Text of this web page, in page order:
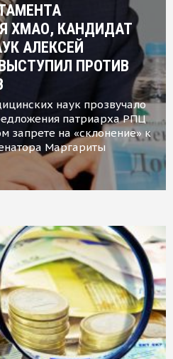
ХМАО, КАНДИДАТ
АЛЕКСЕЙ
ПРОТИВ
наук прозвучало
патриарха РПЦ
запрете на «склонение» к
Маргариты